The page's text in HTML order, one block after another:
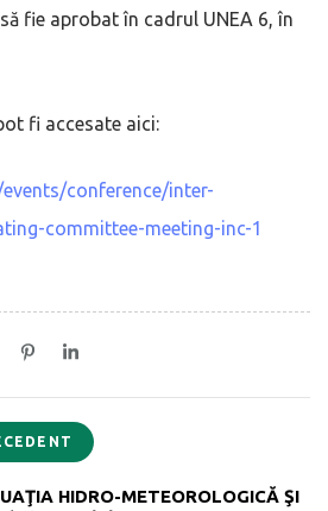
fie aprobat în cadrul UNEA 6, în
fi accesate aici:
conference/inter-
committee-meeting-inc-1
HIDRO-METEOROLOGICĂ ŞI